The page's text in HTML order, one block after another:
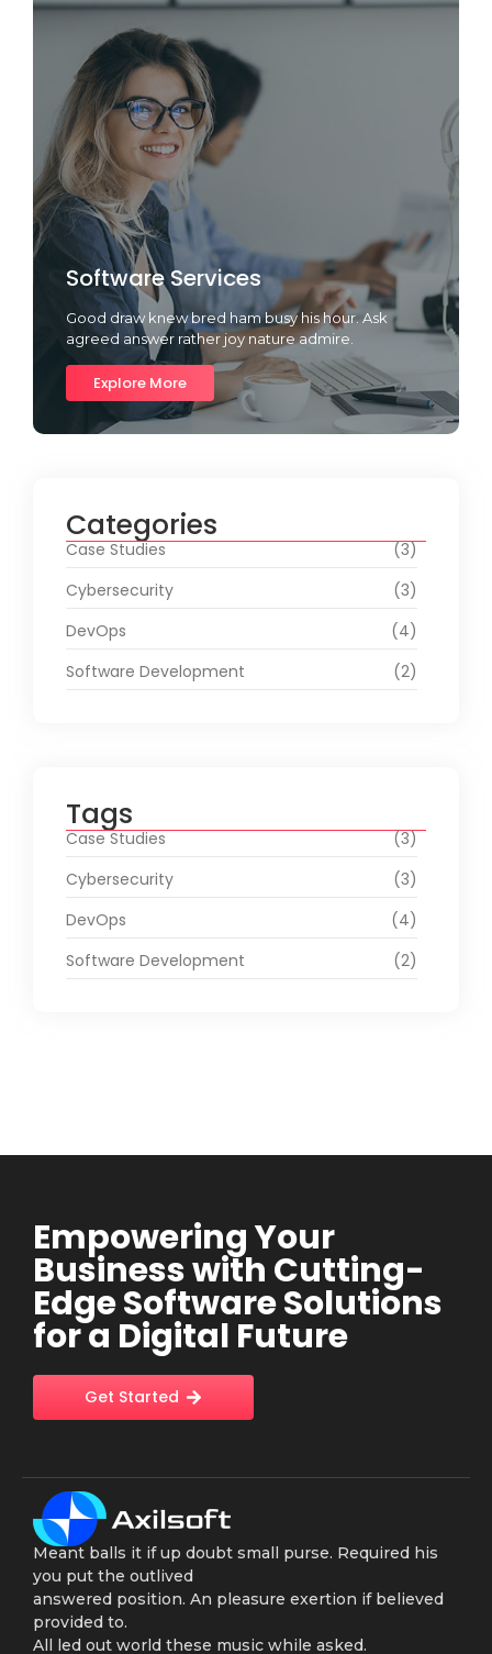
Software Services
Good draw knew bred ham busy his hour. Ask
agreed answer rather joy nature admire.
Explore More
Categories
Case Studies
(3)
Cybersecurity
(3)
DevOps
(4)
Software Development
(2)
Tags
Case Studies
(3)
Cybersecurity
(3)
DevOps
(4)
Software Development
(2)
Empowering Your
Business with Cutting-
Edge Software Solutions
for a Digital Future
Get Started
Meant balls it if up doubt small purse. Required his
you put the outlived
answered position. An pleasure exertion if believed
provided to.
All led out world these music while asked.